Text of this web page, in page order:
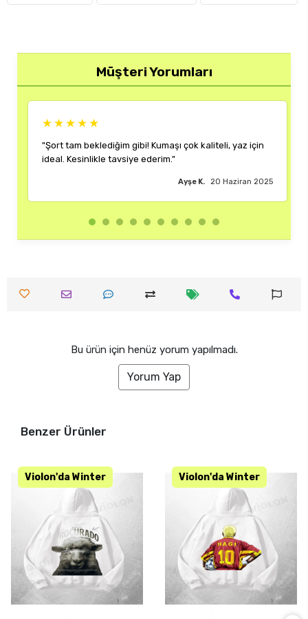
Müşteri Yorumları
beklediğim gibi! Kumaşı çok kaliteli, yaz için
tavsiye ederim."
20 Haziran 2025
"Rengi ve kalıbı
Bu ürün için henüz yorum yapılmadı.
Yorum Yap
Benzer Ürünler